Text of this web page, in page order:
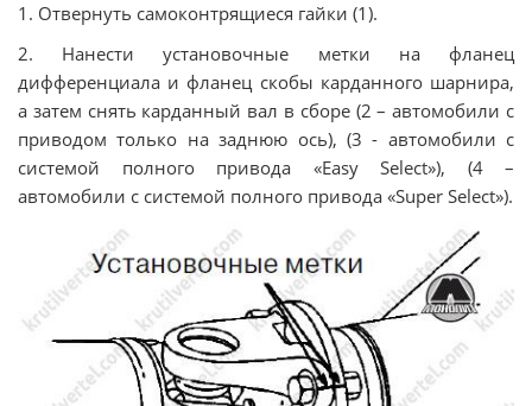
1. Отвернуть самоконтрящиеся гайки (1).
2. Нанести установочные метки на фланец
дифференциала и фланец скобы карданного шарнира,
а затем снять карданный вал в сборе (2 – автомобили с
приводом только на заднюю ось), (3 - автомобили с
системой полного привода «Easy Select»), (4 –
автомобили с системой полного привода «Super Select»).